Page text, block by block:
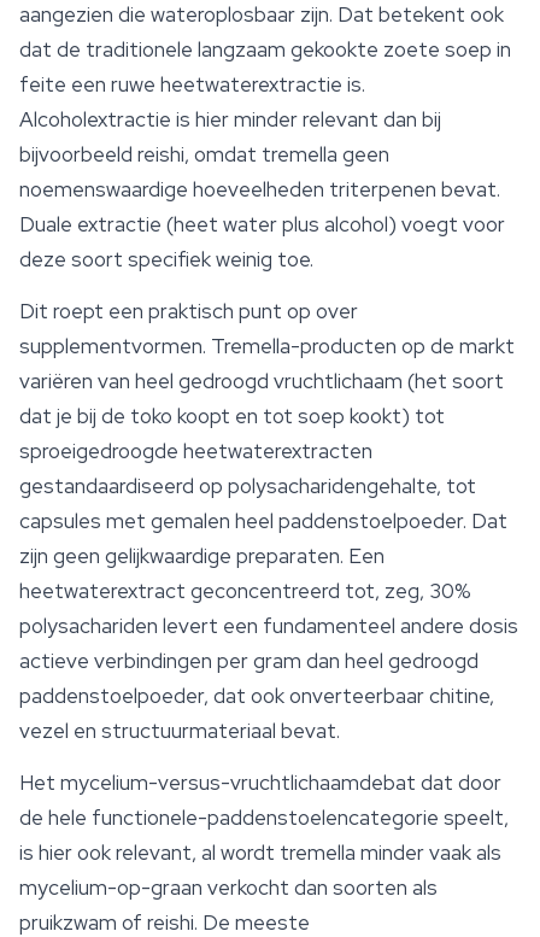
aangezien die wateroplosbaar zijn. Dat betekent ook
dat de traditionele langzaam gekookte zoete soep in
feite een ruwe heetwaterextractie is.
Alcoholextractie is hier minder relevant dan bij
bijvoorbeeld reishi, omdat tremella geen
noemenswaardige hoeveelheden triterpenen bevat.
Duale extractie (heet water plus alcohol) voegt voor
deze soort specifiek weinig toe.
Dit roept een praktisch punt op over
supplementvormen. Tremella-producten op de markt
variëren van heel gedroogd vruchtlichaam (het soort
dat je bij de toko koopt en tot soep kookt) tot
sproeigedroogde heetwaterextracten
gestandaardiseerd op polysacharidengehalte, tot
capsules met gemalen heel paddenstoelpoeder. Dat
zijn geen gelijkwaardige preparaten. Een
heetwaterextract geconcentreerd tot, zeg, 30%
polysachariden levert een fundamenteel andere dosis
actieve verbindingen per gram dan heel gedroogd
paddenstoelpoeder, dat ook onverteerbaar chitine,
vezel en structuurmateriaal bevat.
Het mycelium-versus-vruchtlichaamdebat dat door
de hele functionele-paddenstoelencategorie speelt,
is hier ook relevant, al wordt tremella minder vaak als
mycelium-op-graan verkocht dan soorten als
pruikzwam of reishi. De meeste